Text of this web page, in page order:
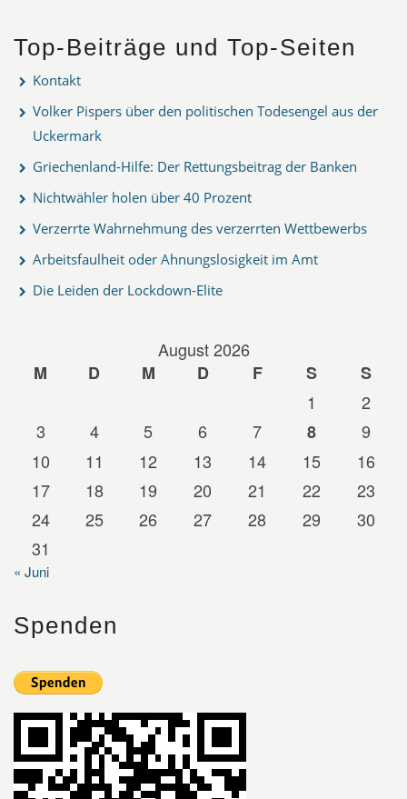
Top-Beiträge und Top-Seiten
Kontakt
Volker Pispers über den politischen Todesengel aus der
Uckermark
Griechenland-Hilfe: Der Rettungsbeitrag der Banken
Nichtwähler holen über 40 Prozent
Verzerrte Wahrnehmung des verzerrten Wettbewerbs
Arbeitsfaulheit oder Ahnungslosigkeit im Amt
Die Leiden der Lockdown-Elite
August 2026
M
D M D F S
S
1
2
3
4 5 6 7 8
9
10
11 12 13 14 15
16
17
18 19 20 21 22
23
24
25 26 27 28 29
30
31
« Juni
Spenden